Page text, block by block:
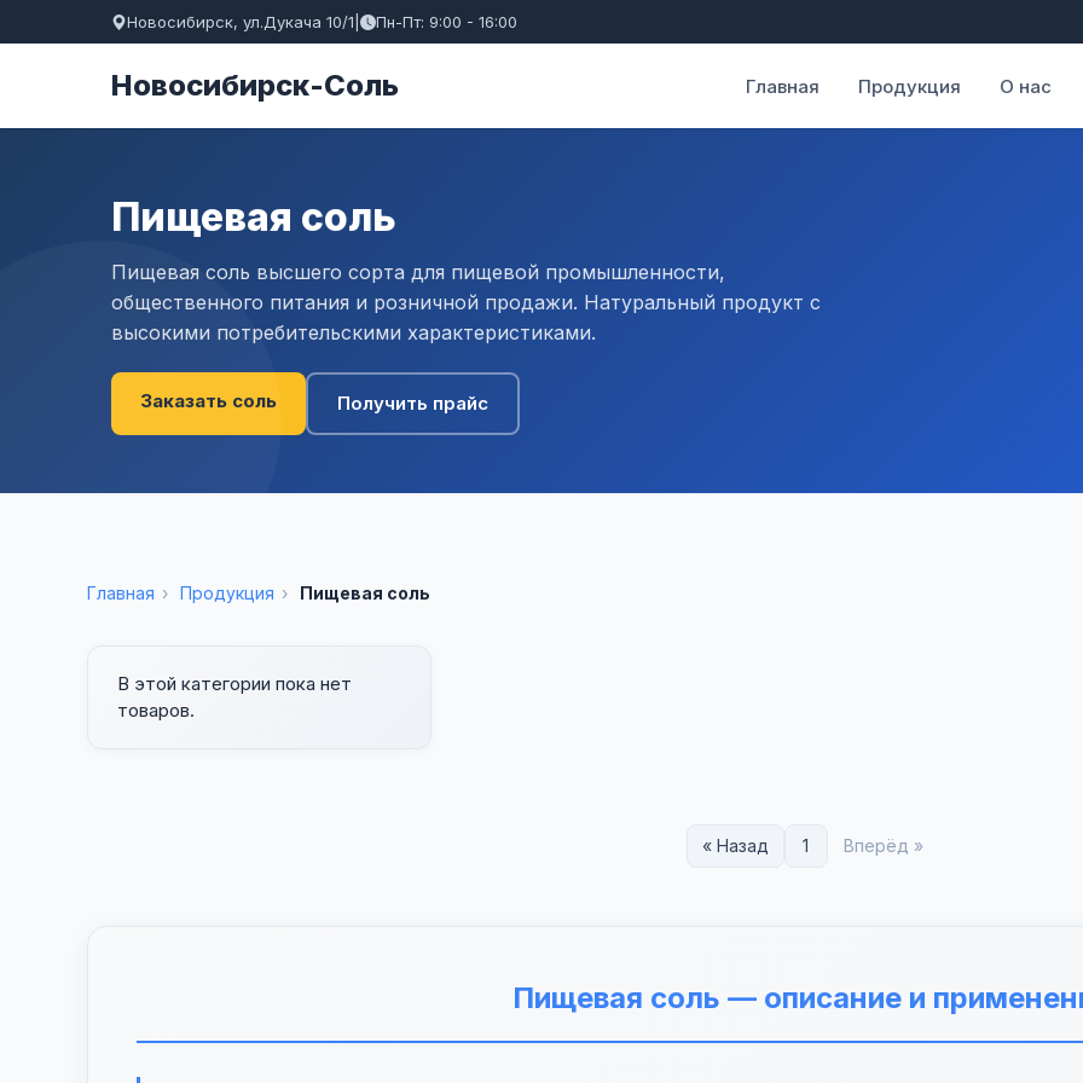
Новосибирск, ул.Дукача 10/1 Пн-Пт: 9:00 - 16:00
Новосибирск-Соль Главная Продукция О нас
Пищевая соль
Пищевая соль высшего сорта для пищевой промышленности,
общественного питания и розничной продажи. Натуральный продукт с
высокими потребительскими характеристиками.
Заказать соль Получить прайс
Главная › Продукция › Пищевая соль
В этой категории пока нет
товаров.
« Назад 1 Вперёд »
Пищевая соль — описание и